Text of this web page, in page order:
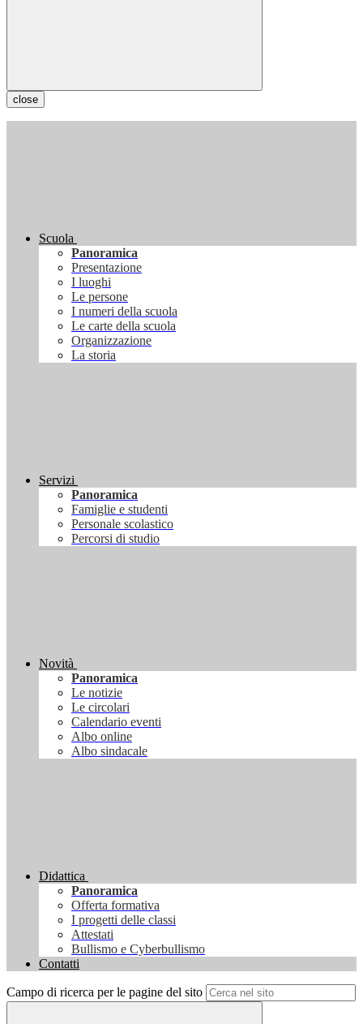
close
Scuola
Panoramica
Presentazione
I luoghi
Le persone
I numeri della scuola
Le carte della scuola
Organizzazione
La storia
Servizi
Panoramica
Famiglie e studenti
Personale scolastico
Percorsi di studio
Novità
Panoramica
Le notizie
Le circolari
Calendario eventi
Albo online
Albo sindacale
Didattica
Panoramica
Offerta formativa
I progetti delle classi
Attestati
Bullismo e Cyberbullismo
Contatti
Campo di ricerca per le pagine del sito